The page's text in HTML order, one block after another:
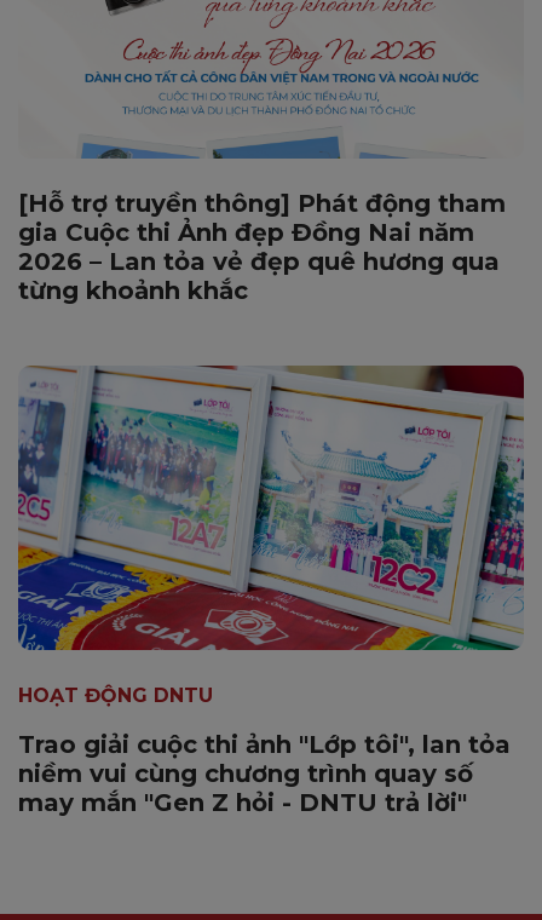
[Hỗ trợ truyền thông] Phát động tham
gia Cuộc thi Ảnh đẹp Đồng Nai năm
2026 – Lan tỏa vẻ đẹp quê hương qua
từng khoảnh khắc
HOẠT ĐỘNG DNTU
Trao giải cuộc thi ảnh "Lớp tôi", lan tỏa
niềm vui cùng chương trình quay số
may mắn "Gen Z hỏi - DNTU trả lời"